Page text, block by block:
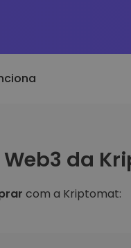
com as suasda
com a Kriptomat: